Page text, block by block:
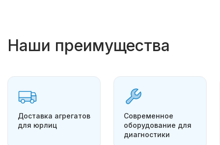
Наши преимущества
Доставка агрегатов
для юрлиц
Современное
оборудование для
диагностики